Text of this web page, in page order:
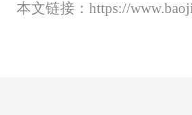
本文链接： https://